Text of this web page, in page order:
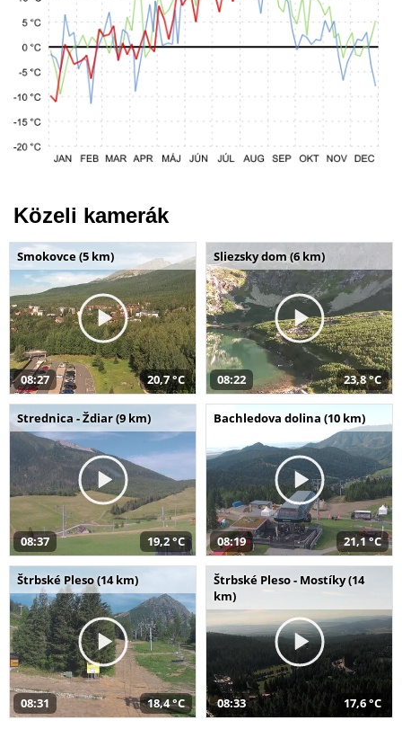
Közeli kamerák
Smokovce (5 km)
08:27 20,7 °C
Sliezsky dom (6 km)
08:22 23,8 °C
Strednica - Ždiar (9 km)
08:37 19,2 °C
Bachledova dolina (10 km)
08:19 21,1 °C
Štrbské Pleso (14 km)
08:31 18,4 °C
Štrbské Pleso - Mostíky (14
km)
08:33 17,6 °C